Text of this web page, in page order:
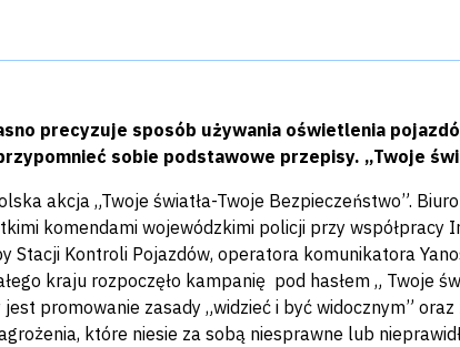
precyzuje sposób używania oświetlenia
sobie podstawowe przepisy. „Twoje
akcja „Twoje światła-Twoje Bezpieczeństwo”.
komendami wojewódzkimi policji przy współpracy
Stacji Kontroli Pojazdów, operatora komunikatora
kraju rozpoczęło kampanię pod hasłem „ Twoje
promowanie zasady „widzieć i być widocznym”
które niesie za sobą niesprawne lub